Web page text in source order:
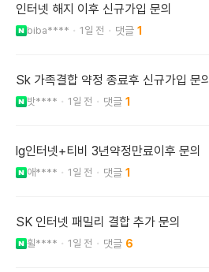
인터넷 해지 이후 신규가입 문의
biba**** 1일 전 1
Sk 가족결합 약정 종료후 신규가입 문의
밧**** 1일 전 1
lg인터넷+티비 3년약정만료이후 문의
애**** 1일 전 1
SK 인터넷 패밀리 결합 추가 문의
휠**** 1일 전 6